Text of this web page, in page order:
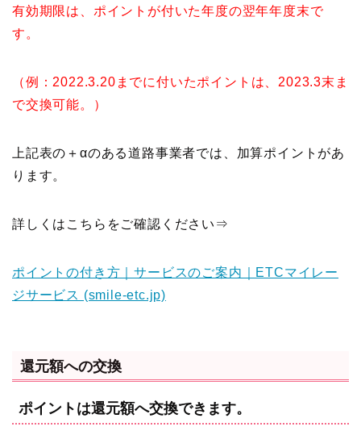
有効期限は、ポイントが付いた年度の翌年年度末で
す。
（例：2022.3.20までに付いたポイントは、2023.3末ま
で交換可能。）
上記表の＋αのある道路事業者では、加算ポイントがあ
ります。
詳しくはこちらをご確認ください⇒
ポイントの付き方｜サービスのご案内｜ETCマイレー
ジサービス (smile-etc.jp)
還元額への交換
ポイントは還元額へ交換できます。